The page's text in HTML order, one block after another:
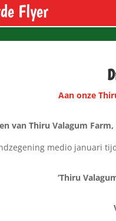
Flyer
Aan onze
van Thiru Valagum Farm,
medio januari
‘Thiru